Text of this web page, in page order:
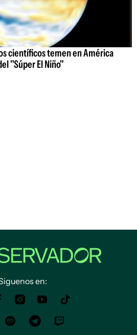
científicos temen en América
"Súper El Niño"
en: